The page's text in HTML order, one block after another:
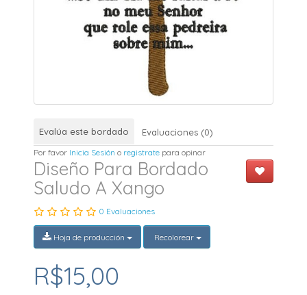
Evalúa este bordado Evaluaciones (0)
Por favor Inicia Sesión o registrate para opinar
Diseño Para Bordado
Saludo A Xango
0 Evaluaciones
Hoja de producción Recolorear
R$15,00